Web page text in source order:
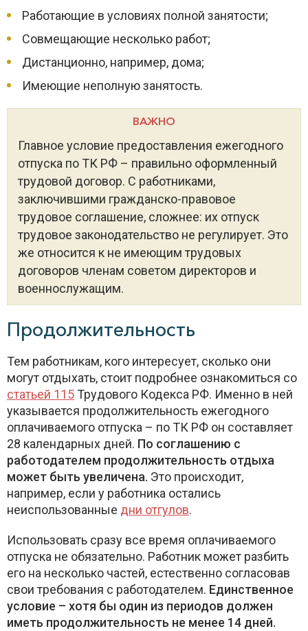
Работающие в условиях полной занятости;
Совмещающие несколько работ;
Дистанционно, например, дома;
Имеющие неполную занятость.
ВАЖНО
Главное условие предоставления ежегодного
отпуска по ТК РФ – правильно оформленный
трудовой договор. С работниками,
заключившими гражданско-правовое
трудовое соглашение, сложнее: их отпуск
трудовое законодательство не регулирует. Это
же относится к не имеющим трудовых
договоров членам советом директоров и
военнослужащим.
Продолжительность
Тем работникам, кого интересует, сколько они
могут отдыхать, стоит подробнее ознакомиться со
статьей 115 Трудового Кодекса РФ. Именно в ней
указывается продолжительность ежегодного
оплачиваемого отпуска – по ТК РФ он составляет
28 календарных дней. По соглашению с
работодателем продолжительность отдыха
может быть увеличена. Это происходит,
например, если у работника остались
неиспользованные дни отгулов.
Использовать сразу все время оплачиваемого
отпуска не обязательно. Работник может разбить
его на несколько частей, естественно согласовав
свои требования с работодателем. Единственное
условие – хотя бы один из периодов должен
иметь продолжительность не менее 14 дней.